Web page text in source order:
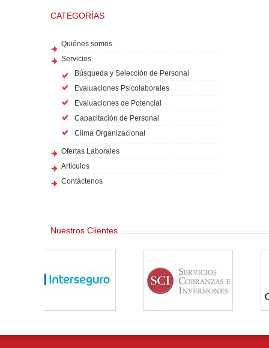
CATEGORÍAS
Quiénes somos
Servicios
Búsqueda y Selección de Personal
Evaluaciones Psicolaborales
Evaluaciones de Potencial
Capacitación de Personal
Clima Organizacional
Ofertas Laborales
Artículos
Contáctenos
Nuestros Clientes